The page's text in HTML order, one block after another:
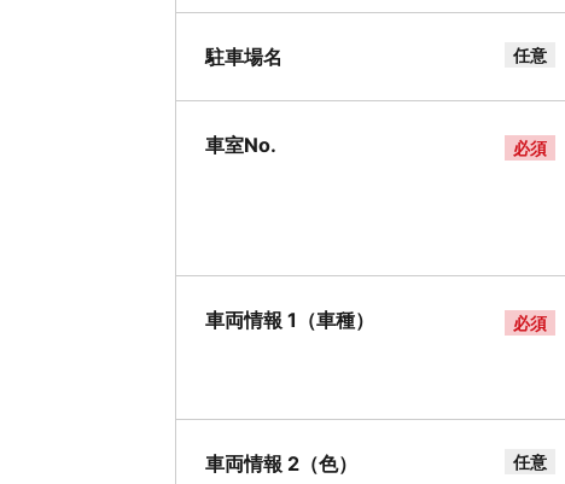
駐車場名 任意
車室No. 必須
車両情報 1（車種） 必須
車両情報 2（色） 任意